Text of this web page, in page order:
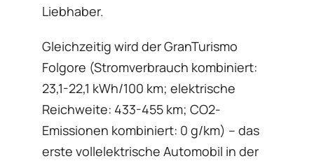
Liebhaber.
Gleichzeitig wird der GranTurismo
Folgore (Stromverbrauch kombiniert:
23,1-22,1 kWh/100 km; elektrische
Reichweite: 433-455 km; CO2-
Emissionen kombiniert: 0 g/km) – das
erste vollelektrische Automobil in der